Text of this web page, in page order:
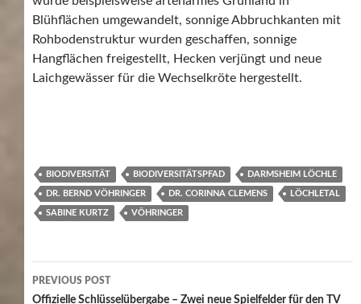
Blühflächen umgewandelt, sonnige Abbruchkanten mit
Rohbodenstruktur wurden geschaffen, sonnige
Hangflächen freigestellt, Hecken verjüngt und neue
Laichgewässer für die Wechselkröte hergestellt.
BIODIVERSITÄT BIODIVERSITÄTSPFAD DARMSHEIM LÖCHLE
DR. BERND VÖHRINGER DR. CORINNA CLEMENS LÖCHLETAL
SABINE KURTZ VÖHRINGER
Post
PREVIOUS POST
Offizielle Schlüsselübergabe – Zwei neue Spielfelder für den TV